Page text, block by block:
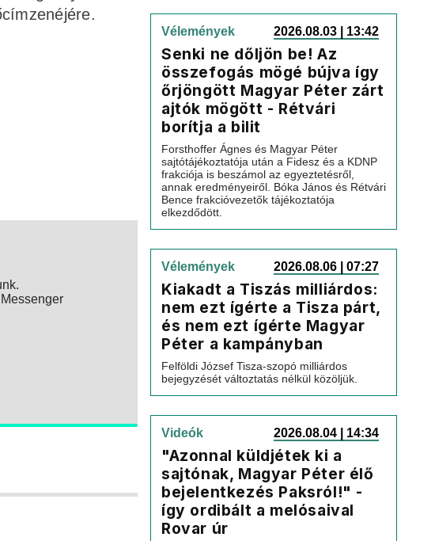
Vélemények 2026.08.03 | 13:42
Senki ne dőljön be! Az
összefogás mögé bújva így
őrjöngött Magyar Péter zárt
ajtók mögött - Rétvári
borítja a bilit
Forsthoffer Ágnes és Magyar Péter
sajtótájékoztatója után a Fidesz és a KDNP
frakciója is beszámol az egyeztetésről,
annak eredményeiről. Bóka János és Rétvári
Bence frakcióvezetők tájékoztatója
elkezdődött.
Vélemények 2026.08.06 | 07:27
Kiakadt a Tiszás milliárdos:
nem ezt ígérte a Tisza párt,
és nem ezt ígérte Magyar
Péter a kampányban
Felföldi József Tisza-szopó milliárdos
bejegyzését változtatás nélkül közöljük.
Videók 2026.08.04 | 14:34
"Azonnal küldjétek ki a
sajtónak, Magyar Péter élő
bejelentkezés Paksról!" -
így ordibált a melósaival
Rovar úr